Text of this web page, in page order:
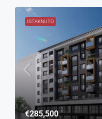
ISTAKNUTO
€285,500